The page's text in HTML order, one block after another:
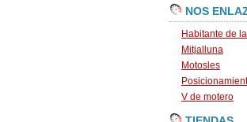
NOS
Habitante de
Mitjalluna
Motosles
V de motero